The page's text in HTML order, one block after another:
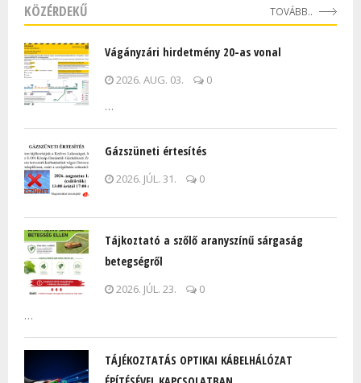
KÖZÉRDEKŰ
Vágányzári hirdetmény 20-as vonal
2026. AUG. 03.
0
…
Gázszüneti értesítés
2026. JÚL. 31. 0
Tájkoztató a szőlő aranyszínű sárgaság
betegségről
2026. JÚL. 23.
0
…
TÁJÉKOZTATÁS OPTIKAI KÁBELHÁLÓZAT
TOVÁBB..